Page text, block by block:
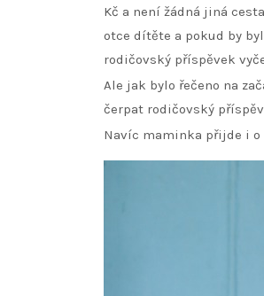
Kč a není žádná jiná
otce dítěte a pokud by
rodičovský příspěvek
Ale jak bylo řečeno na
čerpat rodičovský
Navíc maminka přijde i o